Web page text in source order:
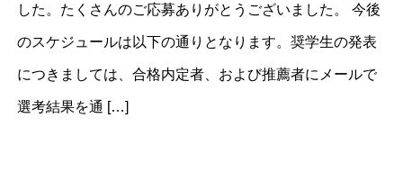
した。たくさんのご応募ありがとうございました。 今後
のスケジュールは以下の通りとなります。奨学生の発表
につきましては、合格内定者、および推薦者にメールで
選考結果を通 […]